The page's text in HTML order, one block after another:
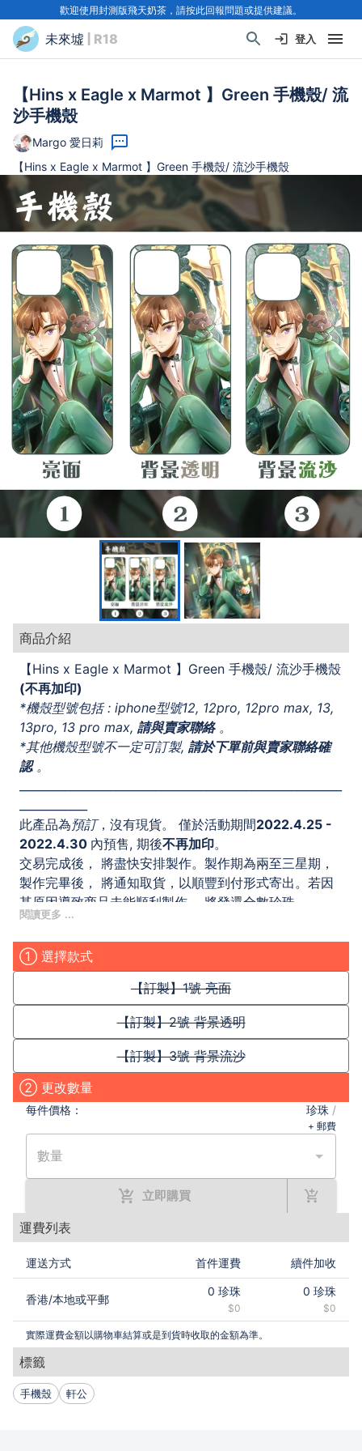
歡迎使用封測版飛天奶茶，請按此回報問題或提供建議。
未來墟 | R18 登入
【Hins x Eagle x Marmot 】Green 手機殼/ 流
沙手機殼
Margo 愛日莉
【Hins x Eagle x Marmot 】Green 手機殼/ 流沙手機殼
商品介紹
【Hins x Eagle x Marmot 】Green 手機殼/ 流沙手機殼
(不再加印)
*機殼型號包括 : iphone型號12, 12pro, 12pro max, 13,
13pro, 13 pro max, 請與賣家聯絡 。
*其他機殼型號不一定可訂製, 請於下單前與賣家聯絡確
認 。
此產品為預訂，沒有現貨。 僅於活動期間2022.4.25 -
2022.4.30 內預售, 期後不再加印。
交易完成後， 將盡快安排製作。製作期為兩至三星期，
製作完畢後， 將通知取貨，以順豐到付形式寄出。若因
某原因導致商品未能順利製作， 將發還全數珍珠。
產品的收益（扣除所有成本後），將捐出作慈善用途。
再次謝謝各位的支持！
_________________________________________________________
Youtube| 愛日莉[Aibiri]
Instagram.Facebook.Twitter | @ margolee330
① 選擇款式
【訂製】1號 亮面
【訂製】2號 背景透明
【訂製】3號 背景流沙
② 更改數量
每件價格： 珍珠 /
+ 郵費
數量
立即購買
運費列表
運送方式 首件運費 續件加收
香港/本地或平郵
0 珍珠
$0
0 珍珠
$0
實際運費金額以購物車結算或是到貨時收取的金額為準。
標籤
手機殼 軒公